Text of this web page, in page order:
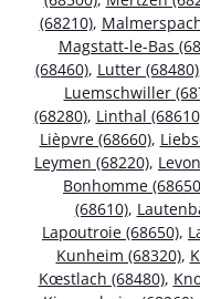
(68210),
Magstatt-le-Bas
(68460), Lutter (68480)
Luemschwiller
(68280), Linthal
Lièpvre (68660),
Leymen (68220),
Bonhomme
(68610),
Lapoutroie (68650),
Kunheim (68320),
Kœstlach (68480),